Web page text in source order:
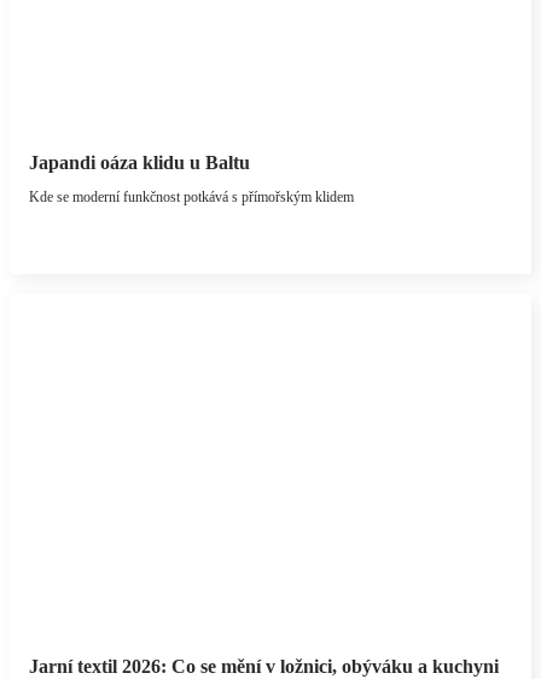
Japandi oáza klidu u Baltu
Kde se moderní funkčnost potkává s přímořským klidem
Jarní textil 2026: Co se mění v ložnici, obýváku a kuchyni